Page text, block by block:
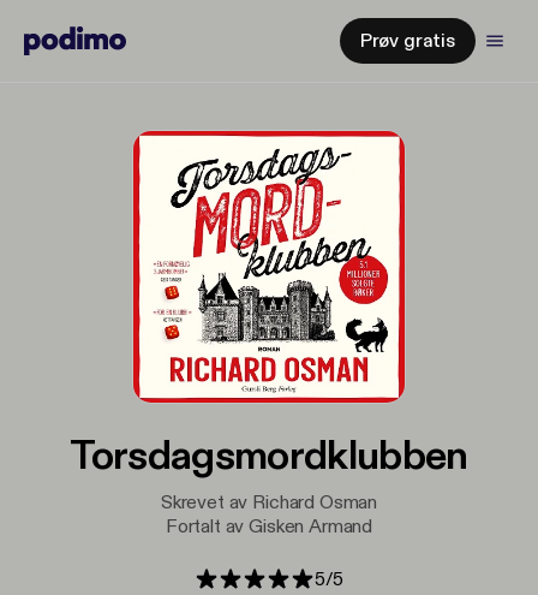
Prøv gratis
Torsdagsmordklubben
Skrevet av Richard Osman
Fortalt av Gisken Armand
5/5